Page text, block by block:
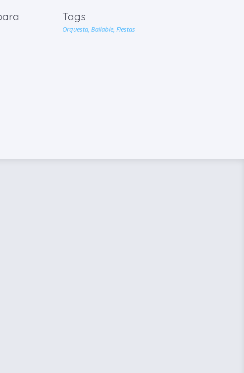
Tags
Orquesta, Bailable, Fiestas